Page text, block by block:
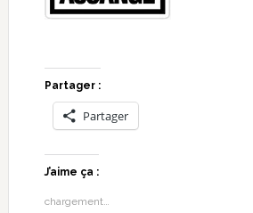
Partager :
Partager
J’aime ça :
chargement…